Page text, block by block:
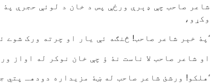
شاعر صاحب چې ډېرې ورځې پس د خان د لوئې حجرې
وکړو،
‘پۀ خېر شاعر صاحب! څنګه ئې يار او چرته ورک شوے
او شاعر صاحب لا ناست نۀ ؤ چې خان نوکر له اواز
‘هلکو! ورشئ شاعر صاحب له ښۀ مزيداره دودهـ پتي